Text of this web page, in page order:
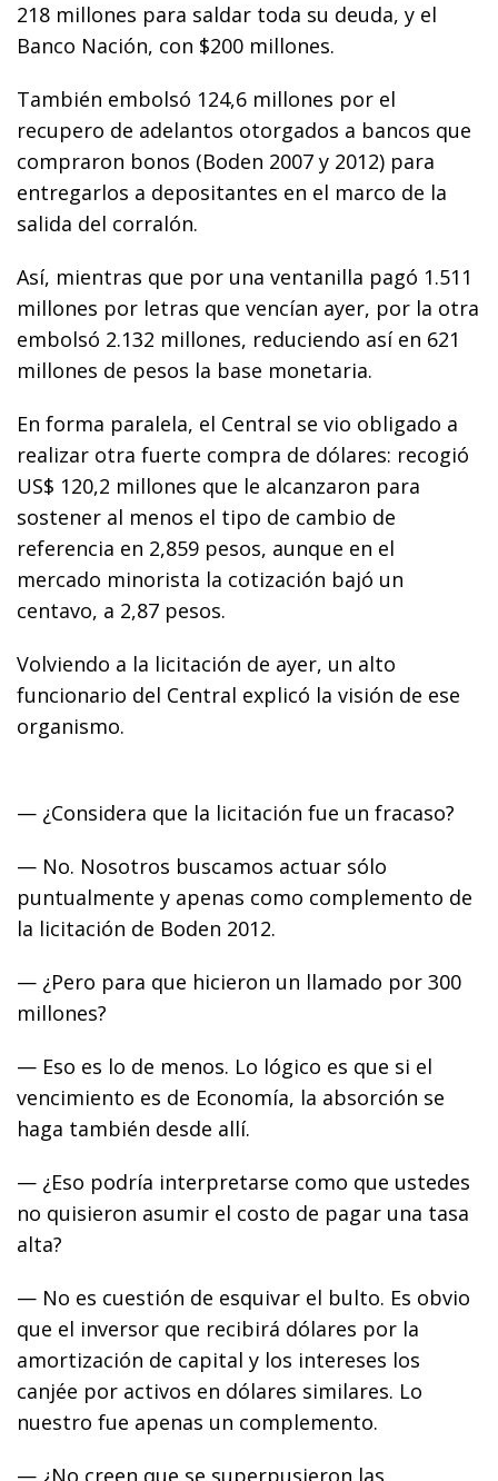
218 millones para saldar toda su deuda, y el
Banco Nación, con $200 millones.
También embolsó 124,6 millones por el
recupero de adelantos otorgados a bancos que
compraron bonos (Boden 2007 y 2012) para
entregarlos a depositantes en el marco de la
salida del corralón.
Así, mientras que por una ventanilla pagó 1.511
millones por letras que vencían ayer, por la otra
embolsó 2.132 millones, reduciendo así en 621
millones de pesos la base monetaria.
En forma paralela, el Central se vio obligado a
realizar otra fuerte compra de dólares: recogió
US$ 120,2 millones que le alcanzaron para
sostener al menos el tipo de cambio de
referencia en 2,859 pesos, aunque en el
mercado minorista la cotización bajó un
centavo, a 2,87 pesos.
Volviendo a la licitación de ayer, un alto
funcionario del Central explicó la visión de ese
organismo.
— ¿Considera que la licitación fue un fracaso?
— No. Nosotros buscamos actuar sólo
puntualmente y apenas como complemento de
la licitación de Boden 2012.
— ¿Pero para que hicieron un llamado por 300
millones?
— Eso es lo de menos. Lo lógico es que si el
vencimiento es de Economía, la absorción se
haga también desde allí.
— ¿Eso podría interpretarse como que ustedes
no quisieron asumir el costo de pagar una tasa
alta?
— No es cuestión de esquivar el bulto. Es obvio
que el inversor que recibirá dólares por la
amortización de capital y los intereses los
canjée por activos en dólares similares. Lo
nuestro fue apenas un complemento.
— ¿No creen que se superpusieron las